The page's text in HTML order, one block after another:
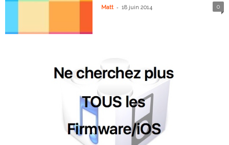
Matt - 18 juin 2014 0